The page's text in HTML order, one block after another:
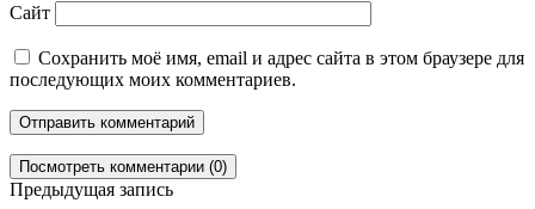
Сайт
Сохранить моё имя, email и адрес сайта в этом браузере для
последующих моих комментариев.
Посмотреть комментарии (0)
Предыдущая запись